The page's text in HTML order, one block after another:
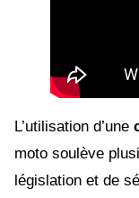
L’utilisation d’une
moto soulève
législation et de